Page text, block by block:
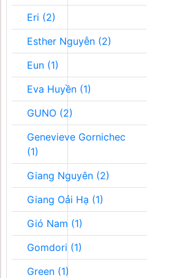
Eri (2)
Esther Nguyễn (2)
Eun (1)
Eva Huyền (1)
GUNO (2)
Genevieve Gornichec
(1)
Giang Nguyên (2)
Giang Oải Hạ (1)
Gió Nam (1)
Gomdori (1)
Green (1)